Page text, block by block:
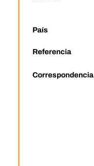
País
Referencia
Correspondencia